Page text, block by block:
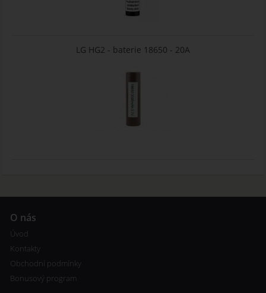
LG HG2 - baterie 18650 - 20A
O nás
Úvod
Kontakty
Obchodní podmínky
Bonusový program